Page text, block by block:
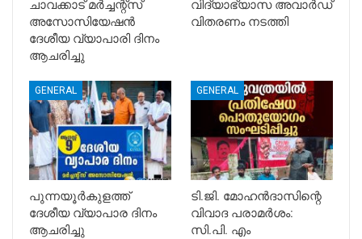
ചാവക്കാട് മർച്ചന്റ്സ്
അസോസിയേഷൻ
ദേശീയ വ്യാപാരി ദിനം
ആചരിച്ചു
വിദ്യാഭ്യാസ അവാർഡ്
വിതരണം നടത്തി
GENERAL
പുന്നയൂർകുളത്ത്
ദേശീയ വ്യാപാര ദിനം
ആചരിച്ചു
GENERAL
ടി.ജി. മോഹൻദാസിന്റെ
വിവാദ പരാമർശം:
സി.പി. എം